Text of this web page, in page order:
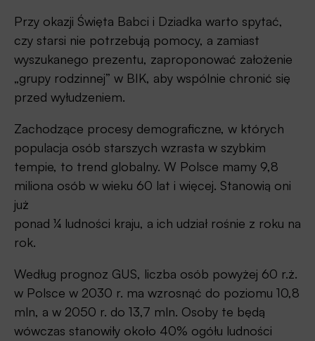
Przy okazji Święta Babci i Dziadka warto spytać,
czy starsi nie potrzebują pomocy, a zamiast
wyszukanego prezentu, zaproponować założenie
„grupy rodzinnej” w BIK, aby wspólnie chronić się
przed wyłudzeniem.
Zachodzące procesy demograficzne, w których
populacja osób starszych wzrasta w szybkim
tempie, to trend globalny. W Polsce mamy 9,8
miliona osób w wieku 60 lat i więcej. Stanowią oni
już
ponad ¼ ludności kraju, a ich udział rośnie z roku na
rok.
Według prognoz GUS, liczba osób powyżej 60 r.ż.
w Polsce w 2030 r. ma wzrosnąć do poziomu 10,8
mln, a w 2050 r. do 13,7 mln. Osoby te będą
wówczas stanowiły około 40% ogółu ludności